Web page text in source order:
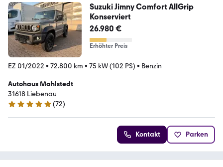
Suzuki Jimny Comfort AllGrip
Konserviert
26.980 €
Erhöhter Preis
EZ 01/2022 • 72.800 km • 75 kW (102 PS) • Benzin
Autohaus Mahlstedt
31618 Liebenau
5 Sterne
(72)
Kontakt Parken